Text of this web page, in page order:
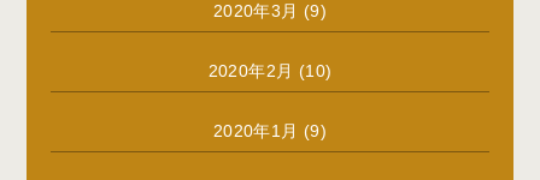
2020年3月 (9)
2020年2月 (10)
2020年1月 (9)